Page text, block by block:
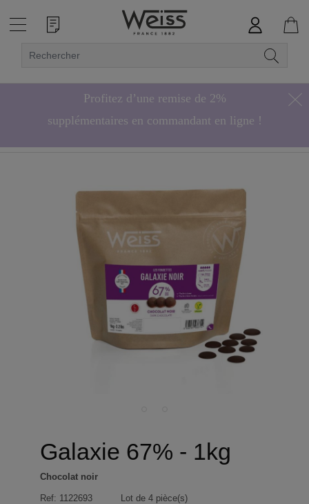
Profitez d’une remise de 2%
supplémentaires en commandant en ligne !
Galaxie 67% - 1kg
Chocolat noir
Ref: 1122693 Lot de 4 pièce(s)